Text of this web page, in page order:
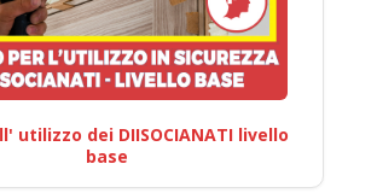
utilizzo dei DIISOCIANATI livello
base